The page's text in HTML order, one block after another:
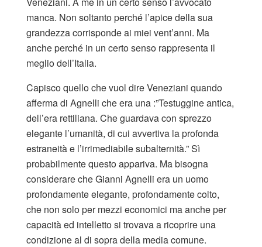
manca. Non soltanto perché l’apice della sua
grandezza corrisponde ai miei vent’anni. Ma
anche perché in un certo senso rappresenta il
meglio dell’Italia.
Capisco quello che vuol dire Veneziani quando
afferma di Agnelli che era una :”Testuggine antica,
dell’era rettiliana. Che guardava con sprezzo
elegante l’umanità, di cui avvertiva la profonda
estraneità e l’irrimediabile subalternità.” Sì
probabilmente questo appariva. Ma bisogna
considerare che Gianni Agnelli era un uomo
profondamente elegante, profondamente colto,
che non solo per mezzi economici ma anche per
capacità ed intelletto si trovava a ricoprire una
condizione al di sopra della media comune.